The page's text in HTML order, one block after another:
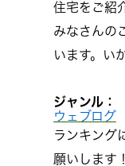
住宅をご紹
みなさんの
います。い
ジャンル：
ウェブログ
ランキング
願いします！